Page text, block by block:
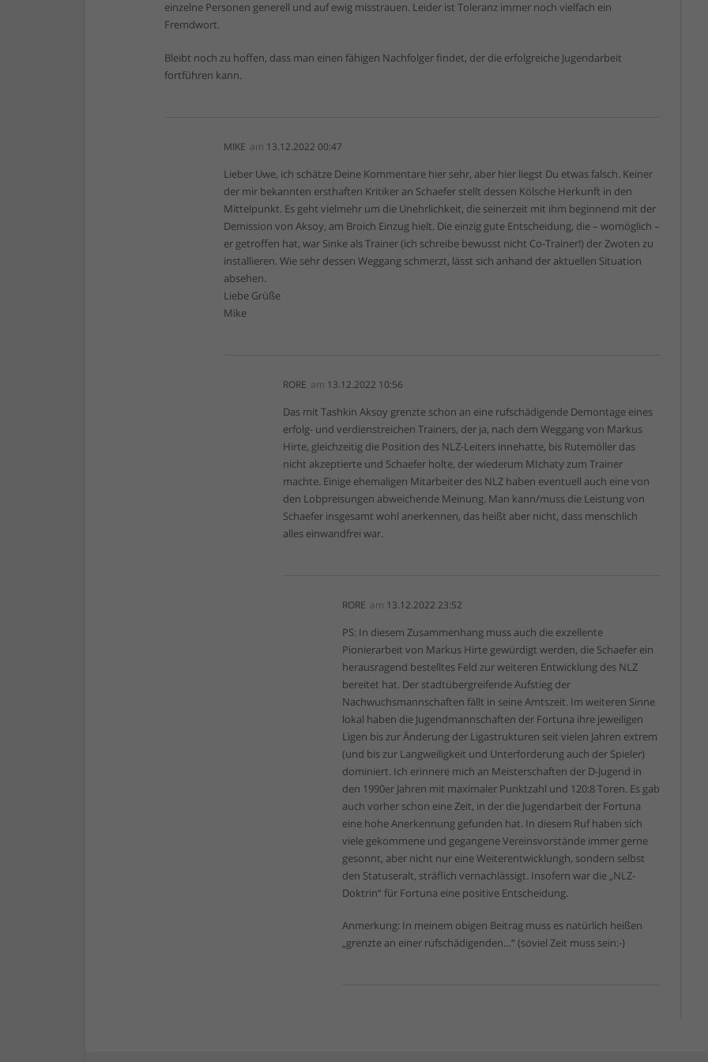
einzelne Personen generell und auf ewig misstrauen. Leider ist Toleranz immer noch vielfach ein
Fremdwort.
Bleibt noch zu hoffen, dass man einen fähigen Nachfolger findet, der die erfolgreiche Jugendarbeit
fortführen kann.
MIKE am 13.12.2022 00:47
Lieber Uwe, ich schätze Deine Kommentare hier sehr, aber hier liegst Du etwas falsch. Keiner
der mir bekannten ersthaften Kritiker an Schaefer stellt dessen Kölsche Herkunft in den
Mittelpunkt. Es geht vielmehr um die Unehrlichkeit, die seinerzeit mit ihm beginnend mit der
Demission von Aksoy, am Broich Einzug hielt. Die einzig gute Entscheidung, die – womöglich –
er getroffen hat, war Sinke als Trainer (ich schreibe bewusst nicht Co-Trainer!) der Zwoten zu
installieren. Wie sehr dessen Weggang schmerzt, lässt sich anhand der aktuellen Situation
absehen.
Liebe Grüße
Mike
RORE am 13.12.2022 10:56
Das mit Tashkin Aksoy grenzte schon an eine rufschädigende Demontage eines
erfolg- und verdienstreichen Trainers, der ja, nach dem Weggang von Markus
Hirte, gleichzeitig die Position des NLZ-Leiters innehatte, bis Rutemöller das
nicht akzeptierte und Schaefer holte, der wiederum MIchaty zum Trainer
machte. Einige ehemaligen Mitarbeiter des NLZ haben eventuell auch eine von
den Lobpreisungen abweichende Meinung. Man kann/muss die Leistung von
Schaefer insgesamt wohl anerkennen, das heißt aber nicht, dass menschlich
alles einwandfrei war.
RORE am 13.12.2022 23:52
PS: In diesem Zusammenhang muss auch die exzellente
Pionierarbeit von Markus Hirte gewürdigt werden, die Schaefer ein
herausragend bestelltes Feld zur weiteren Entwicklung des NLZ
bereitet hat. Der stadtübergreifende Aufstieg der
Nachwuchsmannschaften fällt in seine Amtszeit. Im weiteren Sinne
lokal haben die Jugendmannschaften der Fortuna ihre jeweiligen
Ligen bis zur Änderung der Ligastrukturen seit vielen Jahren extrem
(und bis zur Langweiligkeit und Unterforderung auch der Spieler)
dominiert. Ich erinnere mich an Meisterschaften der D-Jugend in
den 1990er Jahren mit maximaler Punktzahl und 120:8 Toren. Es gab
auch vorher schon eine Zeit, in der die Jugendarbeit der Fortuna
eine hohe Anerkennung gefunden hat. In diesem Ruf haben sich
viele gekommene und gegangene Vereinsvorstände immer gerne
gesonnt, aber nicht nur eine Weiterentwicklungh, sondern selbst
den Statuseralt, sträflich vernachlässigt. Insofern war die „NLZ-
Doktrin“ für Fortuna eine positive Entscheidung.
Anmerkung: In meinem obigen Beitrag muss es natürlich heißen
„grenzte an einer rufschädigenden…“ (soviel Zeit muss sein:-)